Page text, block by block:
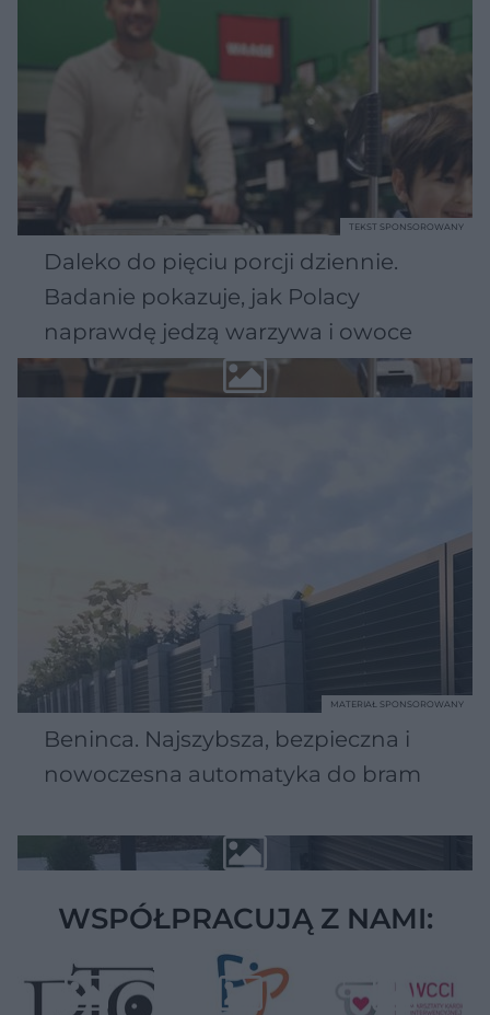
Daleko do pięciu porcji dziennie.
Badanie pokazuje, jak Polacy
naprawdę jedzą warzywa i owoce
TEKST SPONSOROWANY
Beninca. Najszybsza, bezpieczna i
nowoczesna automatyka do bram
MATERIAŁ SPONSOROWANY
WSPÓŁPRACUJĄ Z NAMI: